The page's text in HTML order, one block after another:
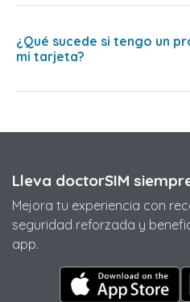
¿Qué sucede si tengo un
mi tarjeta?
Lleva doctorSIM
Mejora tu experiencia con
seguridad reforzada y
app.